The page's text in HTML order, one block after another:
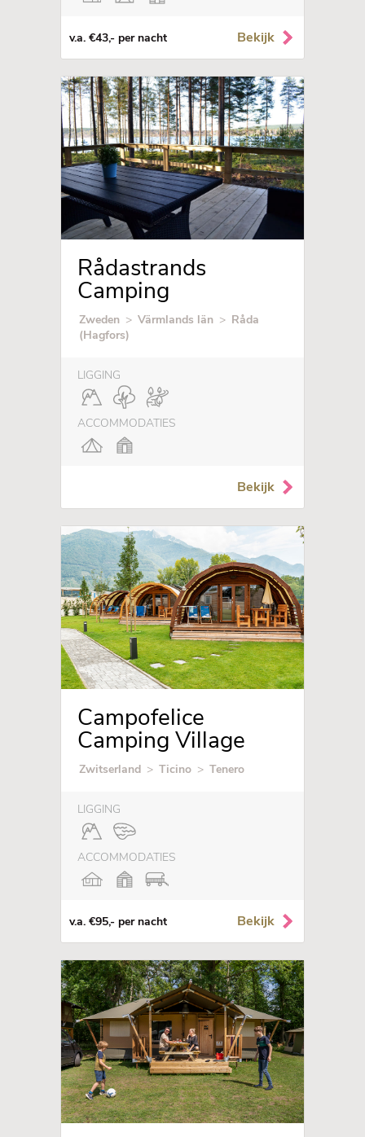
v.a. €43,- per nacht Bekijk
Rådastrands
Camping
Zweden > Värmlands län > Råda
(Hagfors)
LIGGING
ACCOMMODATIES
Bekijk
Campofelice
Camping Village
Zwitserland > Ticino > Tenero
LIGGING
ACCOMMODATIES
v.a. €95,- per nacht Bekijk